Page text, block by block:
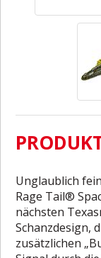
Unglaublich
Rage Tail®
nächsten
Schanzdesign,
zusätzlichen